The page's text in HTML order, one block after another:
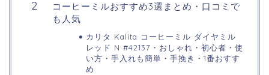
コーヒーミルおすすめ3選まとめ・口コミで
も人気
カリタ Kalita コーヒーミル ダイヤミル
レッド N #42137・おしゃれ・初心者・使
い方・手入れも簡単・手挽き・1番おすす
め